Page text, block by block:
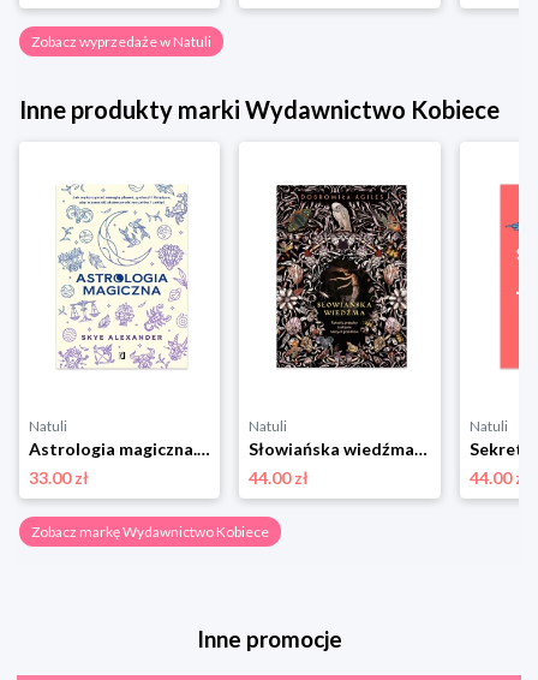
Zobacz wyprzedaże w Natuli
Inne produkty marki Wydawnictwo Kobiece
Natuli
Astrologia magiczna. Jak wykorzystać energię planet, gwiazd i Księżyca, aby wzmocnić skuteczność rytuałów i zaklęć Wydawnictwo kobiece
33.00 zł
Natuli
Słowiańska wiedźma. Rytuały, przepisy i zaklęcia naszych przodków Wydawnictwo kobiece
44.00 zł
Natuli
44.00 zł
Zobacz markę Wydawnictwo Kobiece
Inne promocje